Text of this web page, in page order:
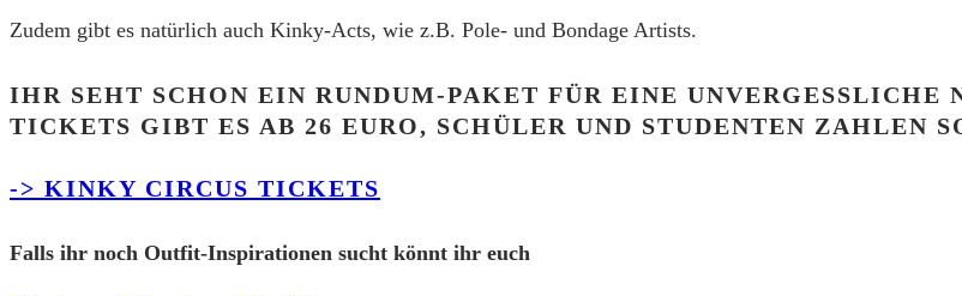
Zudem gibt es natürlich auch Kinky-Acts, wie z.B. Pole- und Bondage Artists.
IHR SEHT SCHON EIN RUNDUM-PAKET FÜR EINE UNVERGESSLICHE
TICKETS GIBT ES AB 26 EURO, SCHÜLER UND STUDENTEN ZAHLEN
-> KINKY CIRCUS TICKETS
Falls ihr noch Outfit-Inspirationen sucht könnt ihr euch